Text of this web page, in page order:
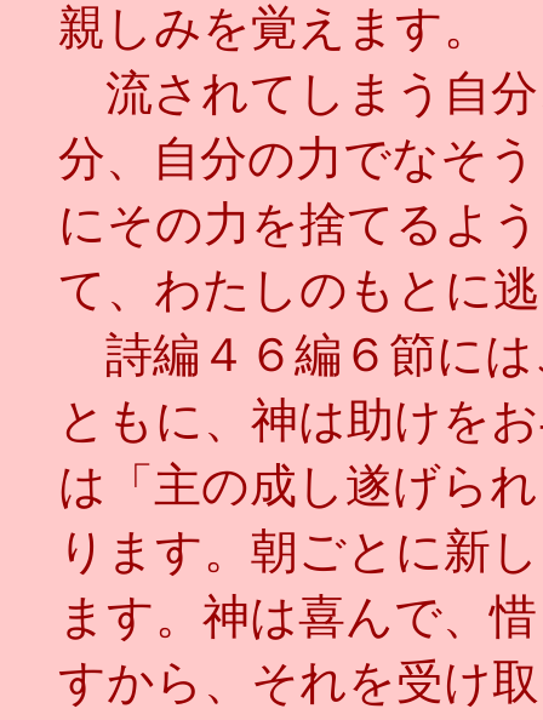
親しみを覚えます。
流されてしまう自
分、自分の力でなそ
にその力を捨てるよ
て、わたしのもとに
詩編４６編６節に
ともに、神は助けを
は「主の成し遂げら
ります。朝ごとに新
ます。神は喜んで、
すから、それを受け